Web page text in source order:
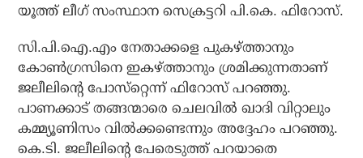
യൂത്ത് ലീഗ് സംസ്ഥാന സെക്രട്ടറി പി.കെ. ഫിറോസ്.
സി.പി.ഐ.എം നേതാക്കളെ പുകഴ്ത്താനും
കോണ്‍ഗ്രസിനെ ഇകഴ്ത്താനും ശ്രമിക്കുന്നതാണ്
ജലീലിന്റെ പോസ്‌റ്റെന്ന് ഫിറോസ് പറഞ്ഞു.
പാണക്കാട് തങ്ങന്മാരെ ചെലവില്‍ ഖാദി വിറ്റാലും
കമ്മ്യൂണിസം വില്‍ക്കണ്ടെന്നും അദ്ദേഹം പറഞ്ഞു.
കെ.ടി. ജലീലിന്റെ പേരെടുത്ത് പറയാതെ